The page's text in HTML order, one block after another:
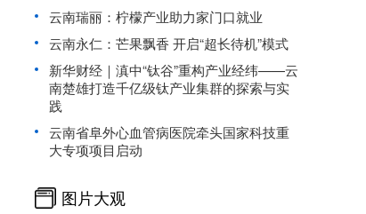
云南瑞丽：柠檬产业助力家门口就业
云南永仁：芒果飘香 开启“超长待机”模式
新华财经｜滇中“钛谷”重构产业经纬——云
南楚雄打造千亿级钛产业集群的探索与实
践
云南省阜外心血管病医院牵头国家科技重
大专项项目启动
图片大观